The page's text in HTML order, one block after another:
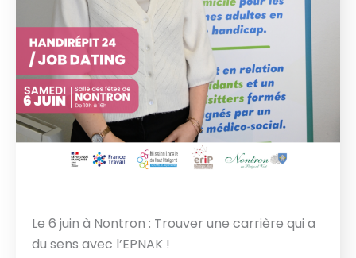
Le 6 juin à Nontron : Trouver une carrière qui a
du sens avec l’EPNAK !